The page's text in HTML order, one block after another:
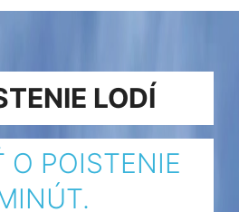
LODÍ
POISTENIE